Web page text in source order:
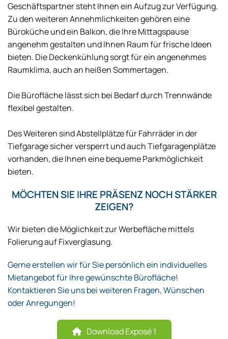
Geschäftspartner steht Ihnen ein Aufzug zur Verfügung.
Zu den weiteren Annehmlichkeiten gehören eine
Büroküche und ein Balkon, die Ihre Mittagspause
angenehm gestalten und Ihnen Raum für frische Ideen
bieten. Die Deckenkühlung sorgt für ein angenehmes
Raumklima, auch an heißen Sommertagen.
Die Bürofläche lässt sich bei Bedarf durch Trennwände
flexibel gestalten.
Des Weiteren sind Abstellplätze für Fahrräder in der
Tiefgarage sicher versperrt und auch Tiefgaragenplätze
vorhanden, die Ihnen eine bequeme Parkmöglichkeit
bieten.
MÖCHTEN SIE IHRE PRÄSENZ NOCH STÄRKER
ZEIGEN?
Wir bieten die Möglichkeit zur Werbefläche mittels
Folierung auf Fixverglasung.
Gerne erstellen wir für Sie persönlich ein individuelles
Mietangebot für Ihre gewünschte Bürofläche!
Kontaktieren Sie uns bei weiteren Fragen, Wünschen
oder Anregungen!
Download Exposé 1